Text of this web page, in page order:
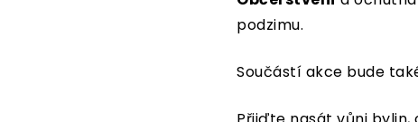
podzimu.
Součástí akce bude